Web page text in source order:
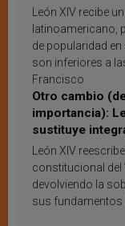
Latina en
resultados de
León XIV recibe
latinoamericano,
de popularidad
son inferiores a
Francisco
Otro cambio
importancia):
sustituye
vaticana de
León XIV
constitucional del
devolviendo la
sus fundamentos